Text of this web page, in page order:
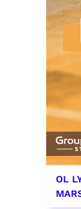
OL